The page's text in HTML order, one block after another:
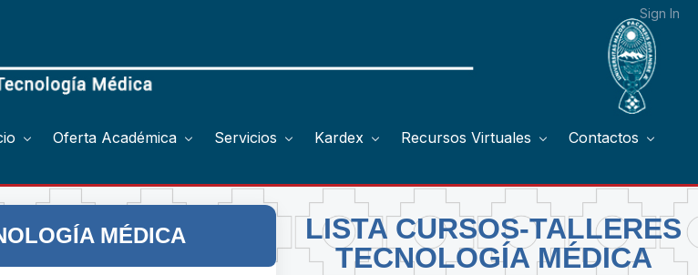
Sign In
Oferta Académica Servicios Kardex Recursos Virtuales Contactos
MÉDICA
LISTA CURSOS-TALLERES
TECNOLOGÍA MÉDICA